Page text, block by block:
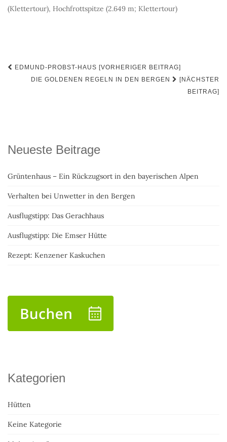
(Klettertour), Hochfrottspitze (2.649 m; Klettertour)
Beitrags-
Navigation
EDMUND-PROBST-HAUS [VORHERIGER BEITRAG]
DIE GOLDENEN REGELN IN DEN BERGEN
[NÄCHSTER
BEITRAG]
Neueste Beitrage
Grüntenhaus – Ein Rückzugsort in den bayerischen Alpen
Verhalten bei Unwetter in den Bergen
Ausflugstipp: Das Gerachhaus
Ausflugstipp: Die Emser Hütte
Rezept: Kenzener Kaskuchen
Kategorien
Hütten
Keine Kategorie